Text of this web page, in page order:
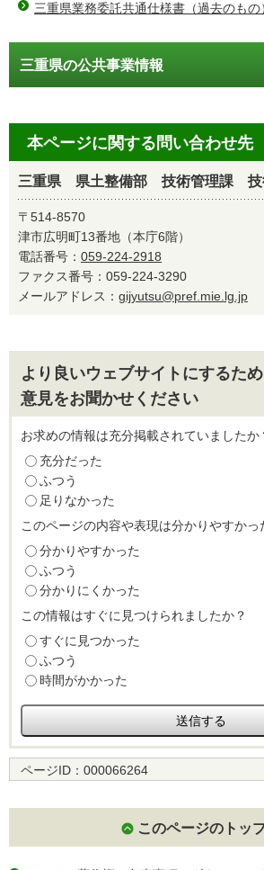
三重県業務委託共通仕様書（過去のもの
三重県の公共事業情報
本ページに関する問い合わせ先
三重県 県土整備部 技術管理課 技
〒514-8570
津市広明町13番地（本庁6階）
電話番号： 059-224-2918
ファクス番号：059-224-3290
メールアドレス： gijyutsu@pref.mie.lg.jp
より良いウェブサイトにするた
意見をお聞かせください
お求めの情報は充分掲載されていましたか
充分だった
ふつう
足りなかった
このページの内容や表現は分かりやすかっ
分かりやすかった
ふつう
分かりにくかった
この情報はすぐに見つけられましたか？
すぐに見つかった
ふつう
時間がかかった
ページID： 000066264
このページのトッ